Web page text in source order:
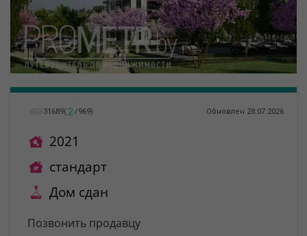
31689( 2 /969) Обновлен 28.07.2026
2021
стандарт
Дом сдан
Позвонить продавцу